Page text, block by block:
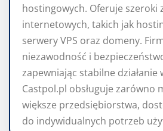
hostingowych. Oferuje szeroki
internetowych, takich jak
serwery VPS oraz domeny.
niezawodność i
zapewniając stabilne
Castpol.pl obsługuje zarówno
większe przedsiębiorstwa,
do indywidualnych potrzeb